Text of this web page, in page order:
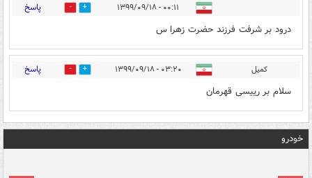
۰۰:۱۱ - ۱۳۹۹/۰۹/۱۸ 1 پاسخ
درود بر شرفت فرزند حضرت زهرا س
کمیل ۰۳:۲۰ - ۱۳۹۹/۰۹/۱۸ 1 پاسخ
سلام بر رییسی قهرمان
خودرو